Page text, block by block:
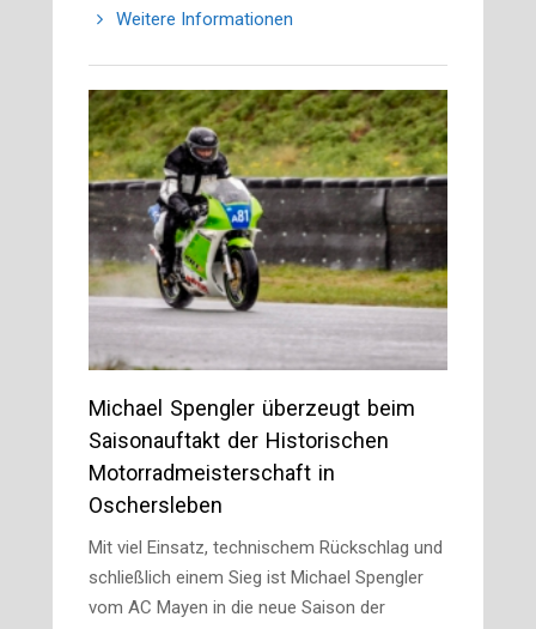
Weitere Informationen
Michael Spengler überzeugt beim
Saisonauftakt der Historischen
Motorradmeisterschaft in
Oschersleben
Mit viel Einsatz, technischem Rückschlag und
schließlich einem Sieg ist Michael Spengler
vom AC Mayen in die neue Saison der